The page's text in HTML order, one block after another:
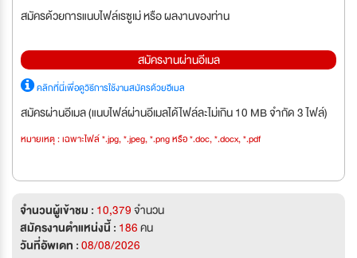
สมัครด้วยการแนบไฟล์เรซูเม่ หรือ ผลงานของท่าน
สมัครงานผ่านอีเมล
คลิกที่นี่เพื่อดูวิธีการใช้งานสมัครด้วยอีเมล
สมัครผ่านอีเมล (แนบไฟล์ผ่านอีเมลได้ไฟล์ละไม่เกิน 10 MB จำกัด 3 ไฟล์)
หมายเหตุ : เฉพาะไฟล์ *.jpg, *.jpeg, *.png หรือ *.doc, *.docx, *.pdf
จำนวนผู้เข้าชม : 10,379จำนวน
สมัครงานตำแหน่งนี้ : 186คน
วันที่อัพเดท :08/08/2026